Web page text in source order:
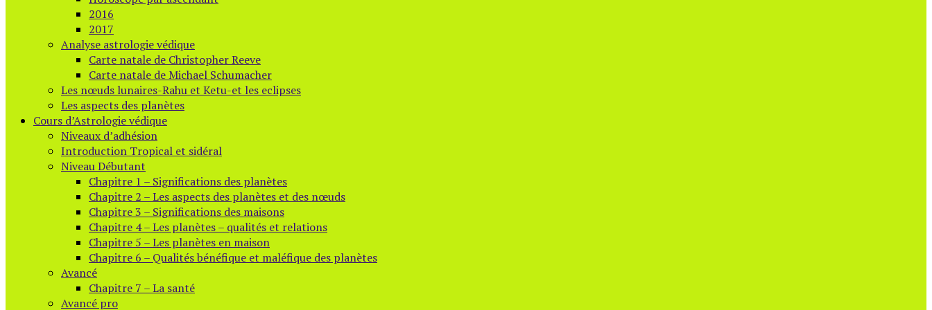
2016
2017
Analyse astrologie védique
Carte natale de Christopher Reeve
Carte natale de Michael Schumacher
Les nœuds lunaires-Rahu et Ketu-et les eclipses
Les aspects des planètes
Cours d’Astrologie védique
Niveaux d’adhésion
Introduction Tropical et sidéral
Niveau Débutant
Chapitre 1 – Significations des planètes
Chapitre 2 – Les aspects des planètes et des nœuds
Chapitre 3 – Significations des maisons
Chapitre 4 – Les planètes – qualités et relations
Chapitre 5 – Les planètes en maison
Chapitre 6 – Qualités bénéfique et maléfique des planètes
Avancé
Chapitre 7 – La santé
Avancé pro